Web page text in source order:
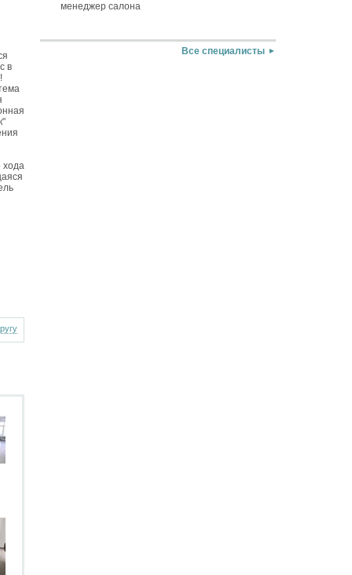
в
хода
менеджер салона
Все специалисты